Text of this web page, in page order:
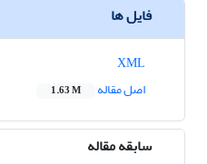
فایل ها
اصل مقاله
1.63 M
سابقه مقاله